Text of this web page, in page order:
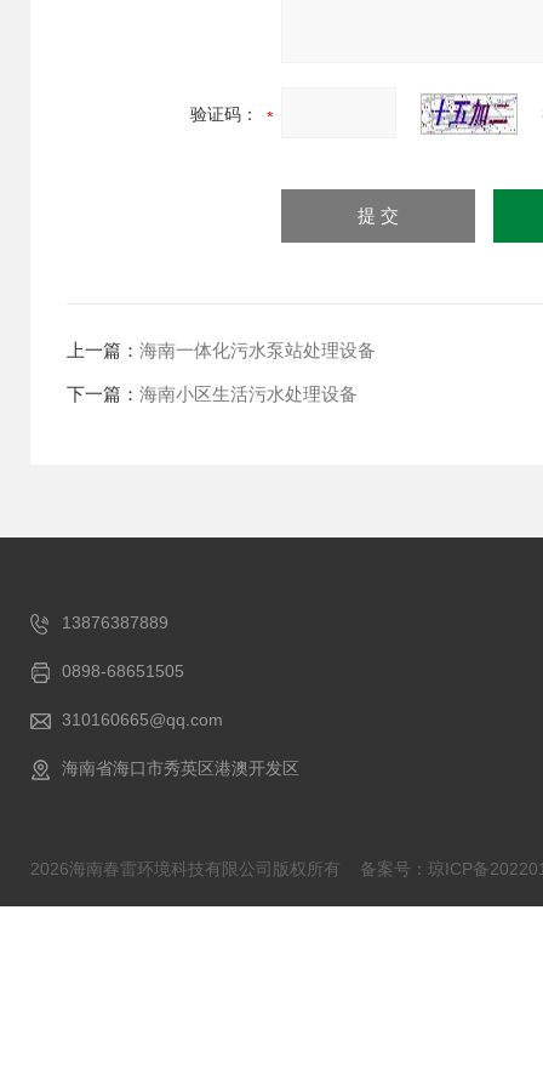
验证码：
上一篇： 海南一体化污水泵站处理设备
下一篇： 海南小区生活污水处理设备
13876387889
0898-68651505
310160665@qq.com
海南省海口市秀英区港澳开发区
2026海南春雷环境科技有限公司版权所有 备案号：琼ICP备